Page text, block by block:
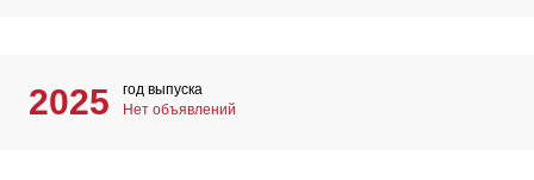
2025
год выпуска
Нет объявлений